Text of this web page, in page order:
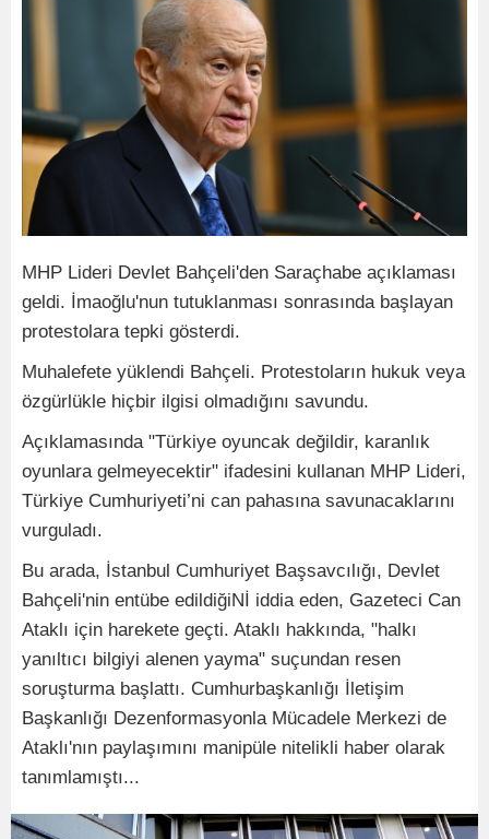
MHP Lideri Devlet Bahçeli'den Saraçhabe açıklaması
geldi. İmaoğlu'nun tutuklanması sonrasında başlayan
protestolara tepki gösterdi.
Muhalefete yüklendi Bahçeli. Protestoların hukuk veya
özgürlükle hiçbir ilgisi olmadığını savundu.
Açıklamasında "Türkiye oyuncak değildir, karanlık
oyunlara gelmeyecektir" ifadesini kullanan MHP Lideri,
Türkiye Cumhuriyeti’ni can pahasına savunacaklarını
vurguladı.
Bu arada, İstanbul Cumhuriyet Başsavcılığı, Devlet
Bahçeli'nin entübe edildiğiNİ iddia eden, Gazeteci Can
Ataklı için harekete geçti. Ataklı hakkında, "halkı
yanıltıcı bilgiyi alenen yayma" suçundan resen
soruşturma başlattı. Cumhurbaşkanlığı İletişim
Başkanlığı Dezenformasyonla Mücadele Merkezi de
Ataklı'nın paylaşımını manipüle nitelikli haber olarak
tanımlamıştı...